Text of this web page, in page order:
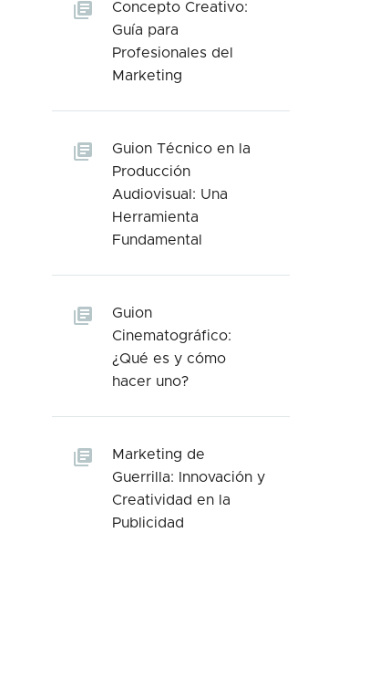
Concepto Creativo:
Guía para
Profesionales del
Marketing
Guion Técnico en la
Producción
Audiovisual: Una
Herramienta
Fundamental
Guion
Cinematográfico:
¿Qué es y cómo
hacer uno?
Marketing de
Guerrilla: Innovación y
Creatividad en la
Publicidad